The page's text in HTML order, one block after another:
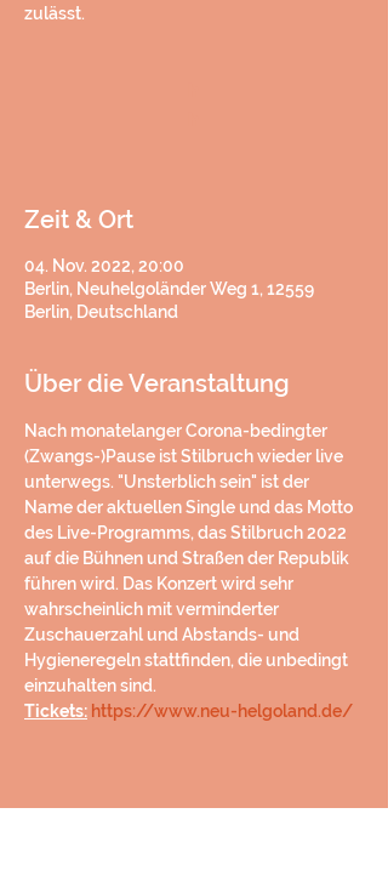
zulässt.
Zeit & Ort
04. Nov. 2022, 20:00
Berlin, Neuhelgoländer Weg 1, 12559
Berlin, Deutschland
Über die Veranstaltung
Nach monatelanger Corona-bedingter
(Zwangs-)Pause ist Stilbruch wieder live
unterwegs. "Unsterblich sein" ist der
Name der aktuellen Single und das Motto
des Live-Programms, das Stilbruch 2022
auf die Bühnen und Straßen der Republik
führen wird. Das Konzert wird sehr
wahrscheinlich mit verminderter
Zuschauerzahl und Abstands- und
Hygieneregeln stattfinden, die unbedingt
einzuhalten sind.
Tickets: https://www.neu-helgoland.de/